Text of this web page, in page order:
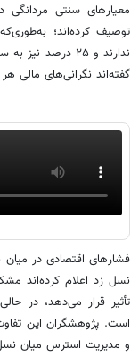
گفته‌اند نگرانی‌های مالی
فشارهای اقتصادی در
نسل زد اعلام کرده‌اند
است. پژوهشگران این
و مدیریت استرس میان